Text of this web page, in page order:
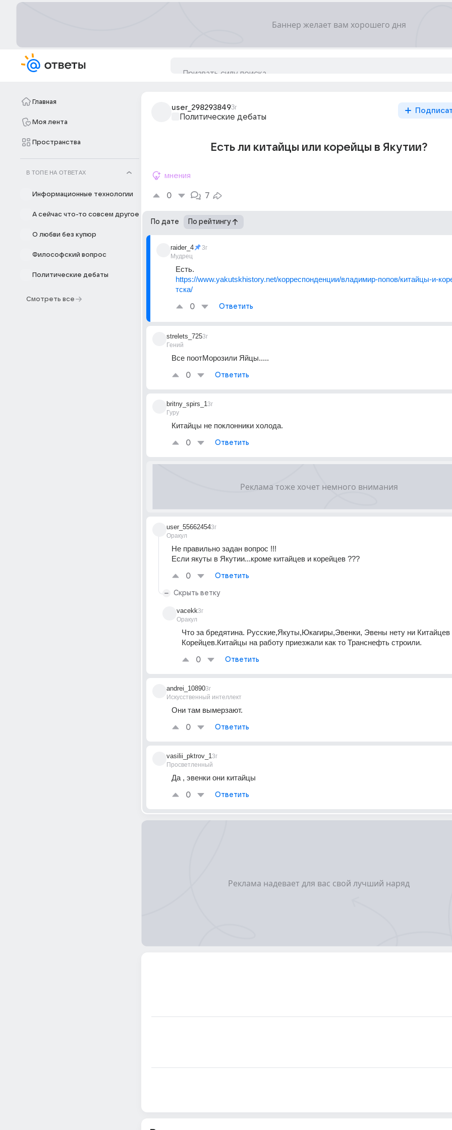
Главная
Моя лента
Пространства
В ТОПЕ НА ОТВЕТАХ
Информационные технологии
А сейчас что-то совсем другое
О любви без купюр
Философский вопрос
Политические дебаты
Смотреть все
user_2982938493г
Политические дебаты
Есть ли китайцы или корейцы в Якутии?
мнения
0 7
По дате По рейтингу
raider_4
Мудрец
3г
Есть.
https://www.yakutskhistory.net/корреспонденции/владимир-попов/китайцы-и-
тска/
0 Ответить
strelets_725
Гений
3г
Все поотМорозили Яйцы.....
0 Ответить
britny_spirs_1
Гуру
3г
Китайцы не поклонники холода.
0 Ответить
user_55662454
Оракул
3г
Не правильно задан вопрос !!!
Если якуты в Якутии...кроме китайцев и корейцев ???
0 Ответить
Скрыть ветку
vacekk
Оракул
3г
Что за бредятина. Русские,Якуты,Юкагиры,Эвенки, Эвены нету ни Китайцев
Корейцев.Китайцы на работу приезжали как то Транснефть строили.
0 Ответить
andrei_10890
Искусственный интеллект
3г
Они там вымерзают.
0 Ответить
vasilii_pktrov_1
Просветленный
3г
Да , эвенки они китайцы
0 Ответить